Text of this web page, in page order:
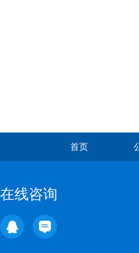
首页
在线咨询